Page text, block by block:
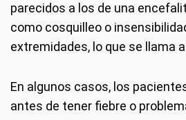
parecidos a los de una
como cosquilleo o
extremidades, lo que se llama
En algunos casos, los
antes de tener fiebre o